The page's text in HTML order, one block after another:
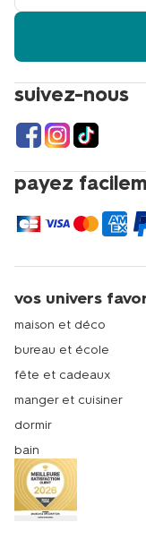
suivez-nous
payez
vos univers
maison et déco
bureau et école
fête et cadeaux
manger et cuisiner
dormir
bain